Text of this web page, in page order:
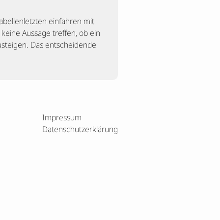
einfahren mit
Aussage treffen, ob ein
Das entscheidende
Impressum
Datenschutzerklärung